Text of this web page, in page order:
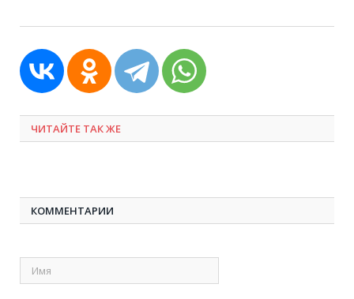
ЧИТАЙТЕ ТАК ЖЕ
КОММЕНТАРИИ